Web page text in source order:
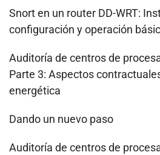
Snort en un router DD-WRT:
configuración y operación
Auditoría de centros de
Parte 3: Aspectos
energética
Dando un nuevo paso
Auditoría de centros de